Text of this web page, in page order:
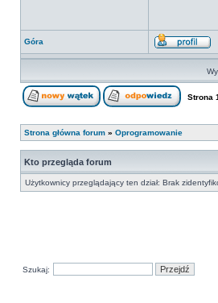
Góra
Strona 1
Strona główna forum » Oprogramowanie
Kto przegląda forum
Użytkownicy przeglądający ten dział: Brak
Szukaj: